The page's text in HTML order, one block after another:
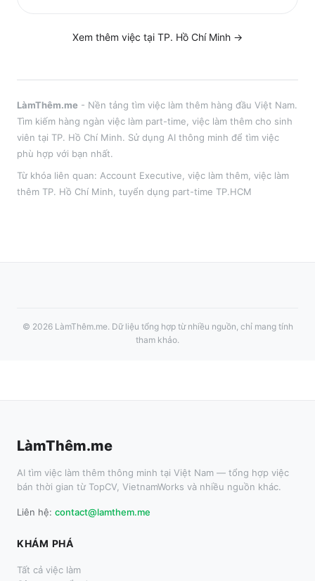
Xem thêm việc tại TP. Hồ Chí Minh →
LàmThêm.me - Nền tảng tìm việc làm thêm hàng đầu Việt Nam.
Tìm kiếm hàng ngàn việc làm part-time, việc làm thêm cho sinh
viên tại TP. Hồ Chí Minh. Sử dụng AI thông minh để tìm việc
phù hợp với bạn nhất.
Từ khóa liên quan: Account Executive việc làm thêm , việc làm
thêm TP. Hồ Chí Minh , tuyển dụng part-time TP.HCM
© 2026 LàmThêm.me. Dữ liệu tổng hợp từ nhiều nguồn, chỉ mang tính
tham khảo.
LàmThêm.me
AI tìm việc làm thêm thông minh tại Việt Nam — tổng hợp việc
bán thời gian từ TopCV, VietnamWorks và nhiều nguồn khác.
Liên hệ: contact@lamthem.me
KHÁM PHÁ
Tất cả việc làm